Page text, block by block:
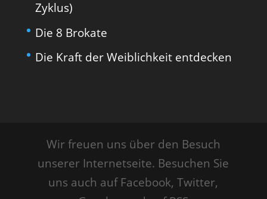
Zyklus)
Die 8 Brokate
Die Kraft der Weiblichkeit entdecken
Wir freuen uns über den Besuch
unserer Internetseite. Besuchen Sie
uns auch auf Facebook, Twitter,